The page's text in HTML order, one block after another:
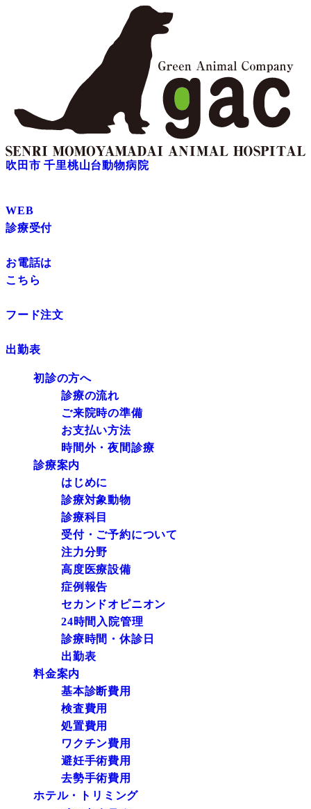
吹田市 千里桃山台動物病院
WEB
診療受付
お電話は
こちら
フード注文
出勤表
初診の方へ
診療の流れ
ご来院時の準備
お支払い方法
時間外・夜間診療
診療案内
はじめに
診療対象動物
診療科目
受付・ご予約について
注力分野
高度医療設備
症例報告
セカンドオピニオン
24時間入院管理
診療時間・休診日
出勤表
料金案内
基本診断費用
検査費用
処置費用
ワクチン費用
避妊手術費用
去勢手術費用
ホテル・トリミング